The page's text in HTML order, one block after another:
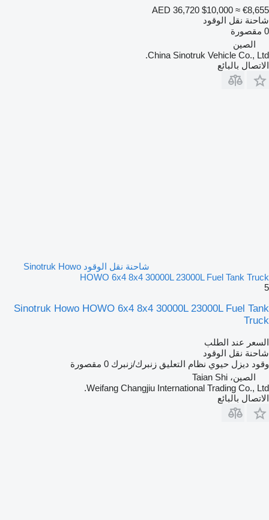
AED 36,720 $10,000 ≈ €8,655
شاحنة نقل الوقود
0 مقصورة
الصين
China Sinotruk Vehicle Co., Ltd.
الاتصال بالبائع
شاحنة نقل الوقود Sinotruk Howo
HOWO 6x4 8x4 30000L 23000L Fuel Tank Truck
5
Sinotruk Howo HOWO 6x4 8x4 30000L 23000L Fuel Tank
Truck
السعر عند الطلب
شاحنة نقل الوقود
وقود ديزل حيوي نظام التعليق زنبرك/زنبرك 0 مقصورة
الصين، Taian Shi
Weifang Changjiu International Trading Co., Ltd.
الاتصال بالبائع